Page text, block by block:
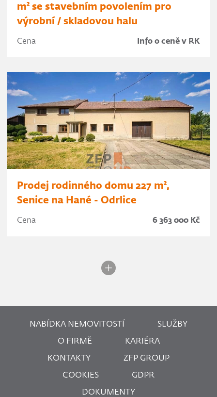
m² se stavebním povolením pro
výrobní / skladovou halu
Cena Info o ceně v RK
Prodej rodinného domu 227 m²,
Senice na Hané - Odrlice
Cena 6 363 000 Kč
NABÍDKA NEMOVITOSTÍ SLUŽBY
O FIRMĚ KARIÉRA
KONTAKTY ZFP GROUP
COOKIES GDPR
DOKUMENTY